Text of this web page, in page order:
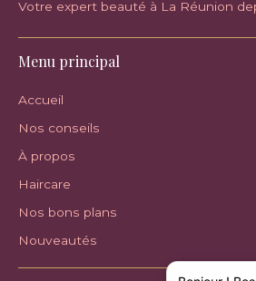
Votre expert beauté à La Réunion
Menu principal
Accueil
Nos conseils
À propos
Haircare
Nos bons plans
Nouveautés